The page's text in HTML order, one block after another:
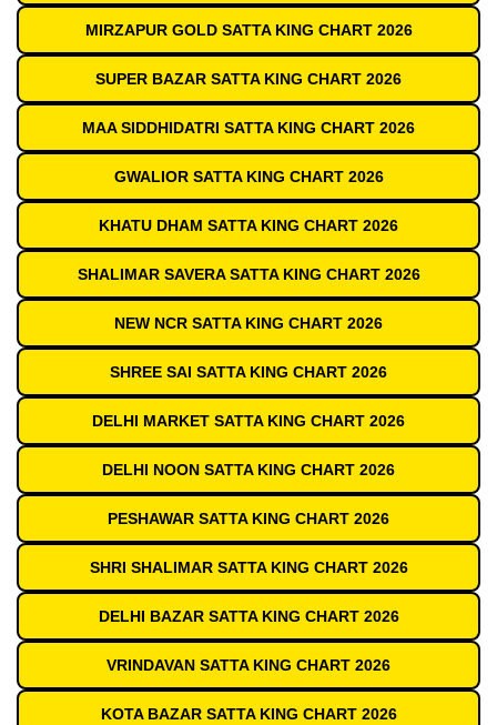
MIRZAPUR GOLD SATTA KING CHART 2026
SUPER BAZAR SATTA KING CHART 2026
MAA SIDDHIDATRI SATTA KING CHART 2026
GWALIOR SATTA KING CHART 2026
KHATU DHAM SATTA KING CHART 2026
SHALIMAR SAVERA SATTA KING CHART 2026
NEW NCR SATTA KING CHART 2026
SHREE SAI SATTA KING CHART 2026
DELHI MARKET SATTA KING CHART 2026
DELHI NOON SATTA KING CHART 2026
PESHAWAR SATTA KING CHART 2026
SHRI SHALIMAR SATTA KING CHART 2026
DELHI BAZAR SATTA KING CHART 2026
VRINDAVAN SATTA KING CHART 2026
KOTA BAZAR SATTA KING CHART 2026